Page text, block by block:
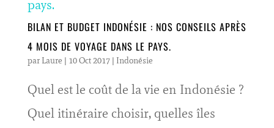
BILAN ET BUDGET INDONÉSIE : NOS CONSEILS APRÈS
4 MOIS DE VOYAGE DANS LE PAYS.
par Laure | 10 Oct 2017| Indonésie
Quel est le coût de la vie en Indonésie ?
Quel itinéraire choisir, quelles îles